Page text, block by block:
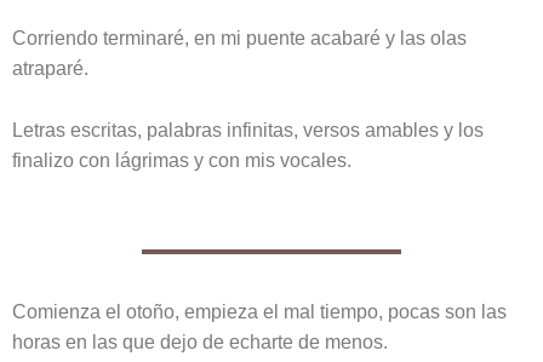
Corriendo terminaré, en mi puente acabaré y las olas
atraparé.
Letras escritas, palabras infinitas, versos amables y los
finalizo con lágrimas y con mis vocales.
Comienza el otoño, empieza el mal tiempo, pocas son las
horas en las que dejo de echarte de menos.